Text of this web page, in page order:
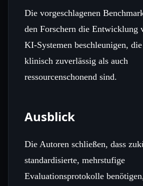
Die vorgeschlagenen
den Forschern die Entwicklung
KI‑Systemen beschleunigen,
klinisch zuverlässig als auch
ressourcenschonend sind.
Ausblick
Die Autoren schließen, dass
standardisierte, mehrstufige
Evaluationsprotokolle